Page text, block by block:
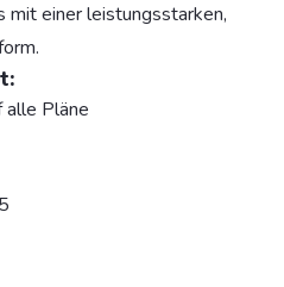
mit einer leistungsstarken,
alle Pläne